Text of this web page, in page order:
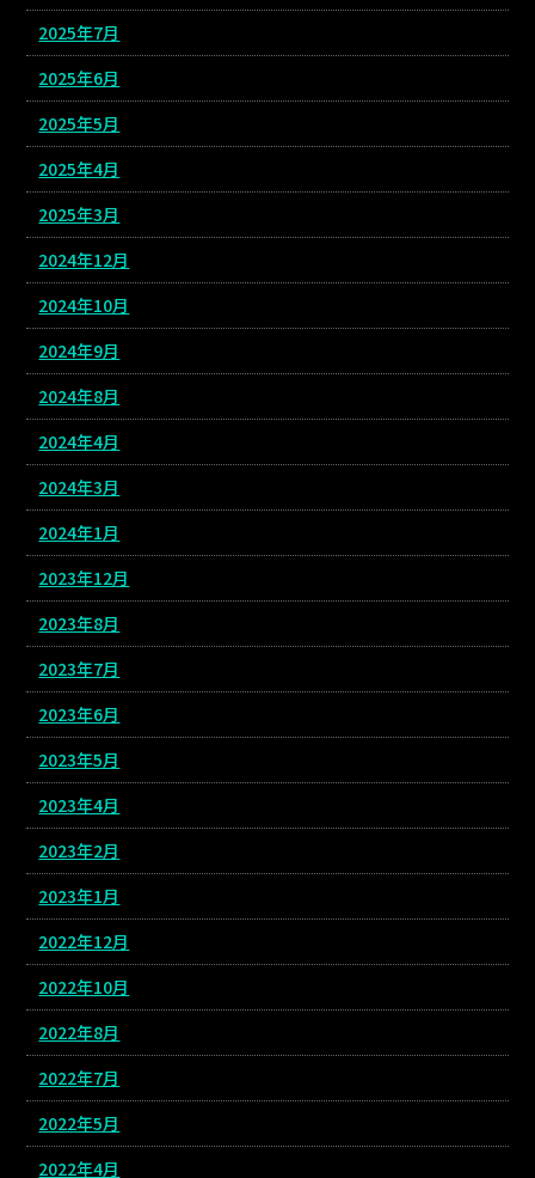
2025年7月
2025年6月
2025年5月
2025年4月
2025年3月
2024年12月
2024年10月
2024年9月
2024年8月
2024年4月
2024年3月
2024年1月
2023年12月
2023年8月
2023年7月
2023年6月
2023年5月
2023年4月
2023年2月
2023年1月
2022年12月
2022年10月
2022年8月
2022年7月
2022年5月
2022年4月